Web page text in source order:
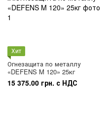
Хит
Огнезащита по металлу
«DEFENS M 120» 25кг
15 375.00 грн. с НДС